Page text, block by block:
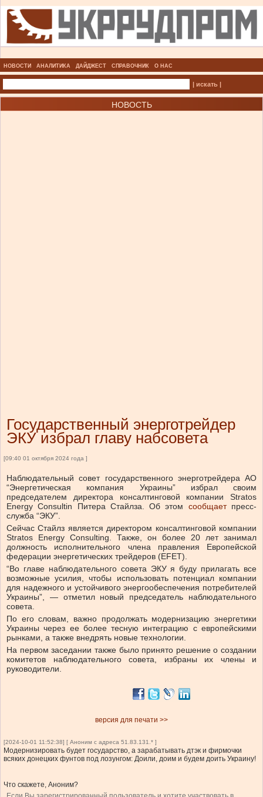
НОВОСТИ АНАЛИТИКА ДАЙДЖЕСТ СПРАВОЧНИК О НАС
| искать |
НОВОСТЬ
Государственный энерготрейдер
ЭКУ избрал главу набсовета
[09:40 01 октября 2024 года ]
Наблюдательный совет государственного энерготрейдера АО
“Энергетическая компания Украины” избрал своим
председателем директора консалтинговой компании Stratos
Energy Consultin Питера Стайлза. Об этом сообщает пресс-
служба “ЭКУ”.
Сейчас Стайлз является директором консалтинговой компании
Stratos Energy Consulting. Также, он более 20 лет занимал
должность исполнительного члена правления Европейской
федерации энергетических трейдеров (EFET).
“Во главе наблюдательного совета ЭКУ я буду прилагать все
возможные усилия, чтобы использовать потенциал компании
для надежного и устойчивого энергообеспечения потребителей
Украины”, — отметил новый председатель наблюдательного
совета.
По его словам, важно продолжать модернизацию энергетики
Украины через ее более тесную интеграцию с европейскими
рынками, а также внедрять новые технологии.
На первом заседании также было принято решение о создании
комитетов наблюдательного совета, избраны их члены и
руководители.
версия для печати >>
[2024-10-01 11:52:38] [ Аноним с адреса 51.83.131.* ]
Модернизировать будет государство, а зарабатывать дтэк и фирмочки
всяких донецких фунтов под лозунгом: Доили, доим и будем доить Украину!
Что скажете, Аноним?